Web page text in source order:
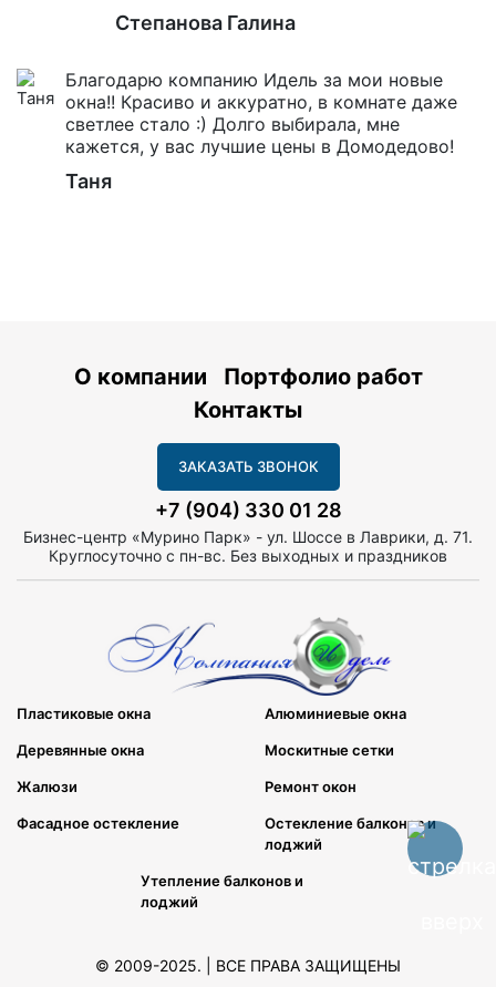
Степанова Галина
Благодарю компанию Идель за мои новые
окна!! Красиво и аккуратно, в комнате даже
светлее стало :) Долго выбирала, мне
кажется, у вас лучшие цены в Домодедово!
Таня
О компании
Портфолио работ
Контакты
ЗАКАЗАТЬ ЗВОНОК
+7 (904) 330 01 28
Бизнес-центр «Мурино Парк» - ул. Шоссе в Лаврики, д. 71.
Круглосуточно с пн-вс. Без выходных и праздников
Пластиковые окна Алюминиевые окна
Деревянные окна Москитные сетки
Жалюзи Ремонт окон
Фасадное остекление
Остекление балконов и
лоджий
Утепление балконов и
лоджий
© 2009-2025. | ВСЕ ПРАВА ЗАЩИЩЕНЫ